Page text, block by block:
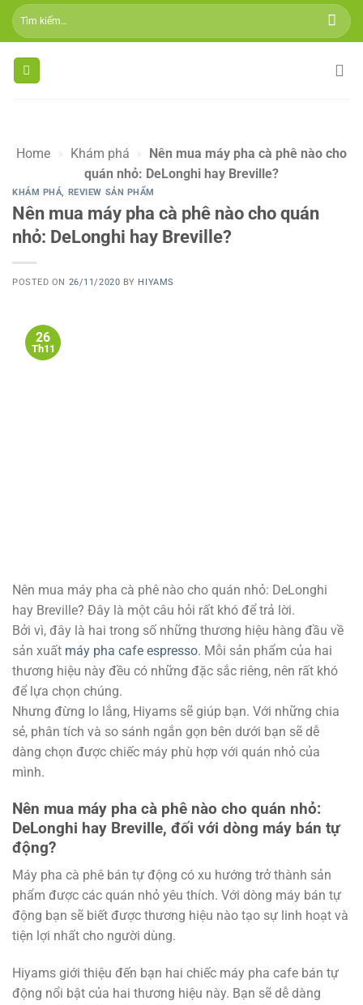
Skip
Tìm
kiếm:
Home » Khám phá » Nên mua máy pha cà phê nào cho
quán nhỏ: DeLonghi hay Breville?
KHÁM PHÁ, REVIEW SẢN PHẨM
Nên mua máy pha cà phê nào cho quán
nhỏ: DeLonghi hay Breville?
POSTED ON 26/11/2020 BY HIYAMS
26
Th11
Nên mua máy pha cà phê nào cho quán nhỏ: DeLonghi
hay Breville? Đây là một câu hỏi rất khó để trả lời.
Bởi vì, đây là hai trong số những thương hiệu hàng đầu về
sản xuất máy pha cafe espresso. Mỗi sản phẩm của hai
thương hiệu này đều có những đặc sắc riêng, nên rất khó
để lựa chọn chúng.
Nhưng đừng lo lắng, Hiyams sẽ giúp bạn. Với những chia
sẻ, phân tích và so sánh ngắn gọn bên dưới bạn sẽ dễ
dàng chọn được chiếc máy phù hợp với quán nhỏ của
mình.
Nên mua máy pha cà phê nào cho quán nhỏ:
DeLonghi hay Breville, đối với dòng máy bán tự
động?
Máy pha cà phê bán tự động có xu hướng trở thành sản
phẩm được các quán nhỏ yêu thích. Với dòng máy bán tự
động bạn sẽ biết được thương hiệu nào tạo sự linh hoạt và
tiện lợi nhất cho người dùng.
Hiyams giới thiệu đến bạn hai chiếc máy pha cafe bán tự
động nổi bật của hai thương hiệu này. Bạn sẽ dễ dàng